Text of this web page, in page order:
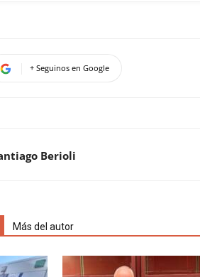
+ Seguinos en Google
Berioli
Más del autor